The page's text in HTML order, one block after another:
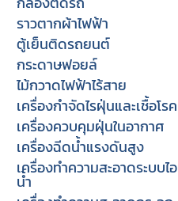
ราวตากผ้าไฟฟ้า
ตู้เย็นติดรถยนต์
กระดาษฟอยล์
ไม้กวาดไฟฟ้าไร้สาย
เครื่องกำจัดไรฝุ่นและเชื้อโรค
เครื่องควบคุมฝุ่นในอากาศ
เครื่องฉีดน้ำแรงดันสูง
เครื่องทำความสะอาดระบบไอ
น้ำ